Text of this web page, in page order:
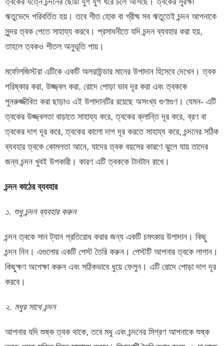
ঋতুভেদে পরিবর্তিত হয়। তবে শীত হোক বা গ্রীষ্ম সব ঋতুতেই চন্দন আপনাকে
সুন্দর ত্বক পেতে সাহায্য করবে। প্রসাধনীতে যদি চন্দন ব্যবহার করা হয়,
তাহলে ত্বকও শীতল অনুভূতি পায়।
মর্ফোলজিস্টরা এটিকে একটি অলরাউন্ডার মানের উপাদান হিসেবে দেখেন। ত্বক
পরিষ্কার করা, উজ্জ্বল করা, রোদে পোড়া ভাব দূর করা এবং ত্বককে
পুনরুজ্জীবিত করা ছাড়াও এই উপাদানটির রয়েছে অসংখ্য গুণাগুণ। যেমন- এটি
ত্বকের উজ্জ্বলতা বাড়াতে সাহায্য করে, ত্বকের ক্লান্তি দূর করে, ব্রণ বা
ত্বকের দাগ দূর করে, ত্বকের কালো দাগ দূর করতে সাহায্য করে, চন্দনের সঠিক
ব্যবহার ত্বকে কোমলতা আনে, যাদের ত্বক বয়সের কারণে ঝুলে যায় তাদের
জন্য চন্দন খুবই উপকারী। কারণ এটি ত্বককে টানটান রাখে।
চন্দন কাঠের ব্যবহার
১. শুধু চন্দন ব্যবহার করুন
চন্দন ত্বকে সান ট্যান প্রতিরোধ করার জন্য একটি চমৎকার উপাদান। কিছু
চন্দন নিন। এগুলোর একটি পেস্ট তৈরি করুন। পেস্টটি আপনার ত্বকে লাগান।
কিছুক্ষণ অপেক্ষা করুন এবং সঠিকভাবে ধুয়ে ফেলুন। এটি রোদে পোড়া দাগ দূর
করবে।
২. মধুর সাথে চন্দন
আপনার যদি শুষ্ক ত্বক থাকে, তবে মধু এবং চন্দনের মিশ্রণ আপনাকে শুষ্ক